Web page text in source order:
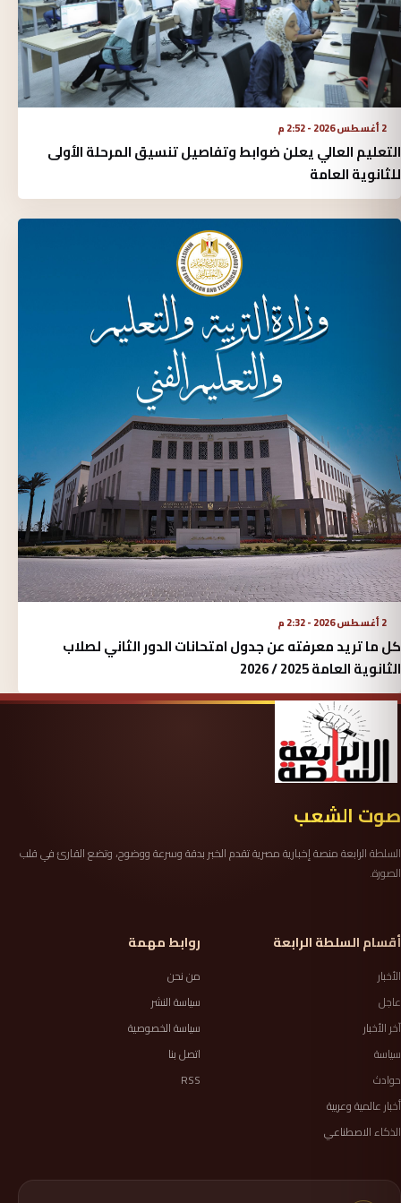
2 أغسطس 2026 - 2:52 م
التعليم العالي يعلن ضوابط وتفاصيل تنسيق المرحلة الأولى
للثانوية العامة
2 أغسطس 2026 - 2:32 م
كل ما تريد معرفته عن جدول امتحانات الدور الثاني لصلاب
الثانوية العامة 2025 / 2026
صوت الشعب
السلطة الرابعة منصة إخبارية مصرية تقدم الخبر بدقة وسرعة ووضوح، وتضع القارئ في قلب
الصورة.
أقسام السلطة الرابعة
الأخبار
عاجل
آخر الأخبار
سياسة
حوادث
أخبار عالمية وعربية
الذكاء الاصطناعي
روابط مهمة
من نحن
سياسة النشر
سياسة الخصوصية
اتصل بنا
RSS